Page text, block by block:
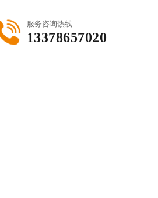
服务咨询热线
13378657020